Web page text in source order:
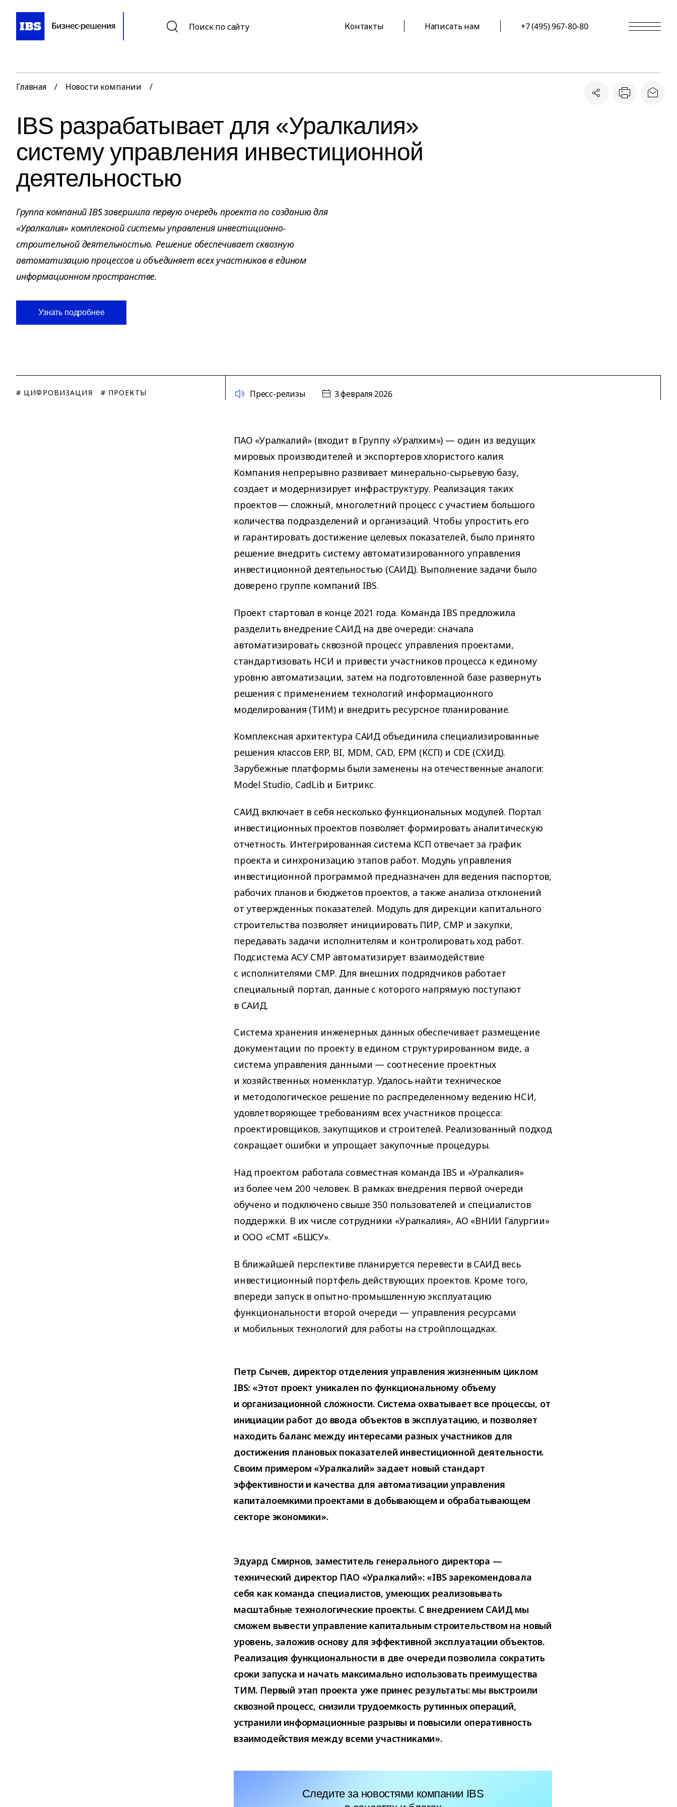
Поиск по сайту Контакты Написать нам +7 (495) 967-80-80
Главная / Новости компании /
IBS разрабатывает для «Уралкалия»
систему управления инвестиционной
деятельностью
Группа компаний IBS завершила первую очередь проекта по созданию для
«Уралкалия» комплексной системы управления инвестиционно-
строительной деятельностью. Решение обеспечивает сквозную
автоматизацию процессов и объединяет всех участников в едином
информационном пространстве.
Узнать подробнее
# ЦИФРОВИЗАЦИЯ # ПРОЕКТЫ Пресс-релизы 3 февраля 2026
ПАО «Уралкалий» (входит в Группу «Уралхим») — один из ведущих
мировых производителей и экспортеров хлористого калия.
Компания непрерывно развивает минерально-сырьевую базу,
создает и модернизирует инфраструктуру. Реализация таких
проектов — сложный, многолетний процесс с участием большого
количества подразделений и организаций. Чтобы упростить его
и гарантировать достижение целевых показателей, было принято
решение внедрить систему автоматизированного управления
инвестиционной деятельностью (САИД). Выполнение задачи было
доверено группе компаний IBS.
Проект стартовал в конце 2021 года. Команда IBS предложила
разделить внедрение САИД на две очереди: сначала
автоматизировать сквозной процесс управления проектами,
стандартизовать НСИ и привести участников процесса к единому
уровню автоматизации, затем на подготовленной базе развернуть
решения с применением технологий информационного
моделирования (ТИМ) и внедрить ресурсное планирование.
Комплексная архитектура САИД объединила специализированные
решения классов ERP, BI, MDM, CAD, EPM (КСП) и CDE (СХИД).
Зарубежные платформы были заменены на отечественные аналоги:
Model Studio, CadLib и Битрикс.
САИД включает в себя несколько функциональных модулей. Портал
инвестиционных проектов позволяет формировать аналитическую
отчетность. Интегрированная система КСП отвечает за график
проекта и синхронизацию этапов работ. Модуль управления
инвестиционной программой предназначен для ведения паспортов,
рабочих планов и бюджетов проектов, а также анализа отклонений
от утвержденных показателей. Модуль для дирекции капитального
строительства позволяет инициировать ПИР, СМР и закупки,
передавать задачи исполнителям и контролировать ход работ.
Подсистема АСУ СМР автоматизирует взаимодействие
с исполнителями СМР. Для внешних подрядчиков работает
специальный портал, данные с которого напрямую поступают
в САИД.
Система хранения инженерных данных обеспечивает размещение
документации по проекту в едином структурированном виде, а
система управления данными — соотнесение проектных
и хозяйственных номенклатур. Удалось найти техническое
и методологическое решение по распределенному ведению НСИ,
удовлетворяющее требованиям всех участников процесса:
проектировщиков, закупщиков и строителей. Реализованный подход
сокращает ошибки и упрощает закупочные процедуры.
Над проектом работала совместная команда IBS и «Уралкалия»
из более чем 200 человек. В рамках внедрения первой очереди
обучено и подключено свыше 350 пользователей и специалистов
поддержки. В их числе сотрудники «Уралкалия», АО «ВНИИ Галургии»
и ООО «СМТ «БШСУ».
В ближайшей перспективе планируется перевести в САИД весь
инвестиционный портфель действующих проектов. Кроме того,
впереди запуск в опытно-промышленную эксплуатацию
функциональности второй очереди — управления ресурсами
и мобильных технологий для работы на стройплощадках.
Петр Сычев, директор отделения управления жизненным циклом
IBS: «Этот проект уникален по функциональному объему
и организационной сложности. Система охватывает все процессы, от
инициации работ до ввода объектов в эксплуатацию, и позволяет
находить баланс между интересами разных участников для
достижения плановых показателей инвестиционной деятельности.
Своим примером «Уралкалий» задает новый стандарт
эффективности и качества для автоматизации управления
капиталоемкими проектами в добывающем и обрабатывающем
секторе экономики».
Эдуард Смирнов, заместитель генерального директора —
технический директор ПАО «Уралкалий»: «IBS зарекомендовала
себя как команда специалистов, умеющих реализовывать
масштабные технологические проекты. С внедрением САИД мы
сможем вывести управление капитальным строительством на новый
уровень, заложив основу для эффективной эксплуатации объектов.
Реализация функциональности в две очереди позволила сократить
сроки запуска и начать максимально использовать преимущества
ТИМ. Первый этап проекта уже принес результаты: мы выстроили
сквозной процесс, снизили трудоемкость рутинных операций,
устранили информационные разрывы и повысили оперативность
взаимодействия между всеми участниками».
Следите за новостями компании IBS